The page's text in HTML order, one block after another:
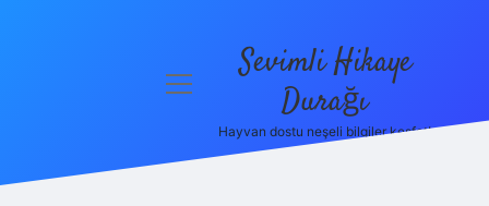
menüyü
Sevimli Hikaye
Durağı
Hayvan dostu neşeli bilgiler keşfet!